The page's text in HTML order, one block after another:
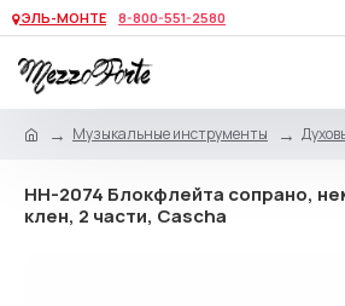
ЭЛЬ-МОНТЕ 8-800-551-2580
Музыкальные инструменты
HH-2074 Блокфлейта сопрано,
клен, 2 части, Cascha